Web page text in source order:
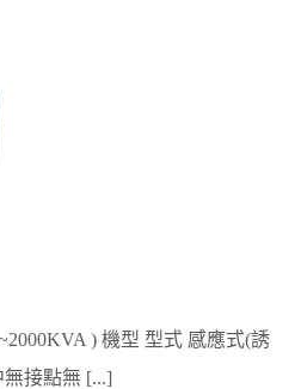
) 機型 型式 感應式(誘
接點無 [...]